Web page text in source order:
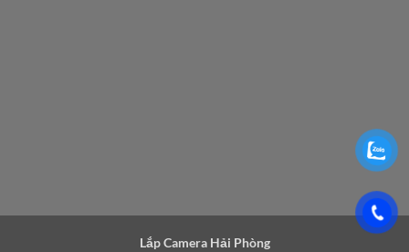
Lắp Camera Hải Phòng